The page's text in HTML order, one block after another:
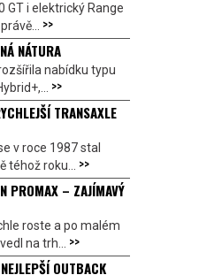
GT i elektrický Range
>>
NÁTURA
nabídku typu
>>
TRANSAXLE
v roce 1987 stal
téhož roku... >>
PROMAX – ZAJÍMAVÝ
roste a po malém
na trh... >>
OUTBACK